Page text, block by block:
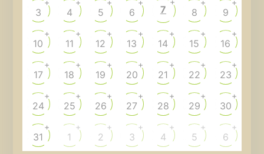
3
+
4
+
5
+
6
+
7 8
+
9
+
10
+
11
+
12
+
13
+
14
+
15
+
16
+
17
+
18
+
19
+
20
+
21
+
22
+
23
+
24
+
25
+
26
+
27
+
28
+
29
+
30
+
31
+
1
+
2
+
3
+
4
+
5
+
6
+